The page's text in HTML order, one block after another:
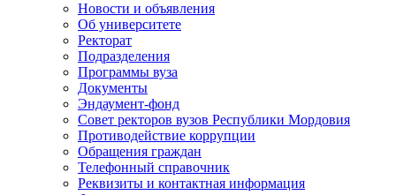
Новости и объявления
Об университете
Ректорат
Подразделения
Программы вуза
Документы
Эндаумент-фонд
Совет ректоров вузов Республики Мордовия
Противодействие коррупции
Обращения граждан
Телефонный справочник
Реквизиты и контактная информация